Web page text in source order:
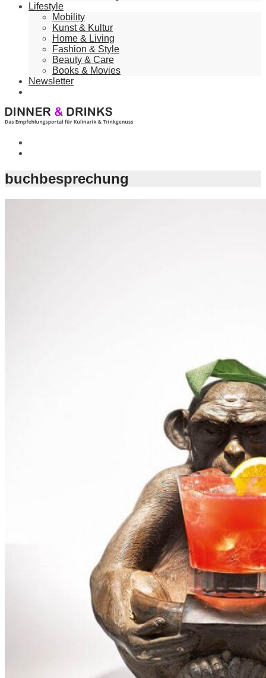
Lifestyle
Mobility
Kunst & Kultur
Home & Living
Fashion & Style
Beauty & Care
Books & Movies
Newsletter
buchbesprechung